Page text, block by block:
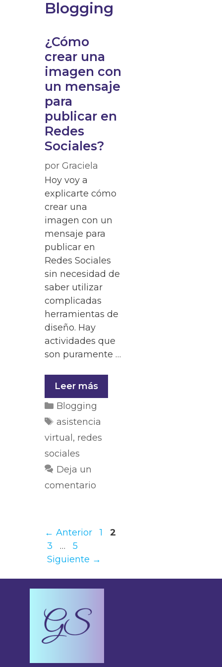
Blogging
¿Cómo
crear una
imagen con
un mensaje
para
publicar en
Redes
Sociales?
por Graciela
Hoy voy a
explicarte cómo
crear una
imagen con un
mensaje para
publicar en
Redes Sociales
sin necesidad de
saber utilizar
complicadas
herramientas de
diseño. Hay
actividades que
son puramente …
Leer más
Blogging
asistencia
virtual , redes
sociales
Deja un
comentario
← Anterior 1
2
3
…
5
Siguiente →